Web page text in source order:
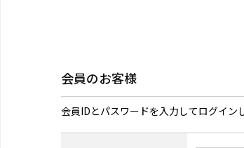
会員のお客様
会員IDとパスワードを入力してログイン